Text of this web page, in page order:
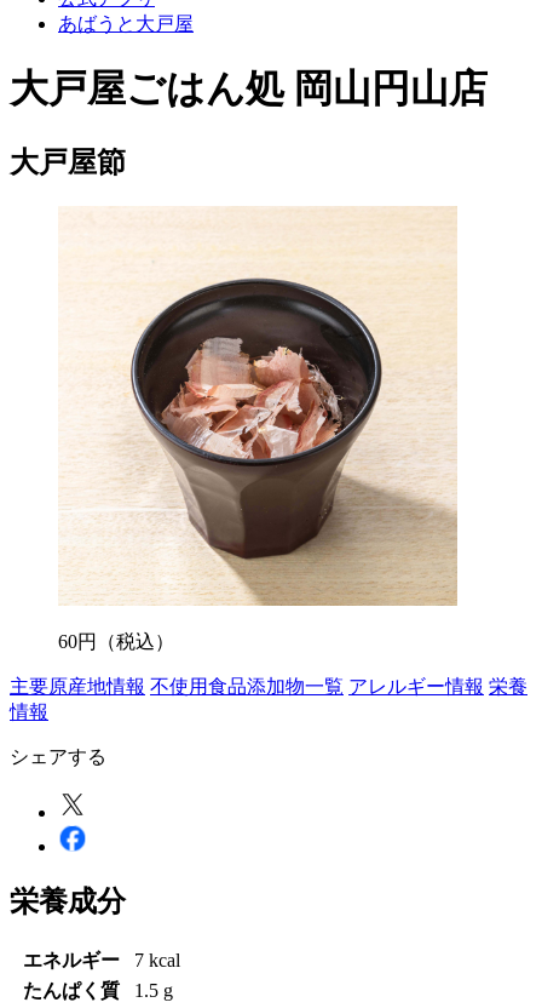
あばうと大戸屋
大戸屋ごはん処 岡山円山店
大戸屋節
60円 （税込）
主要原産地情報 不使用食品添加物一覧 アレルギー情報 栄養
情報
シェアする
栄養成分
エネルギー
7 kcal
たんぱく質
1.5 g